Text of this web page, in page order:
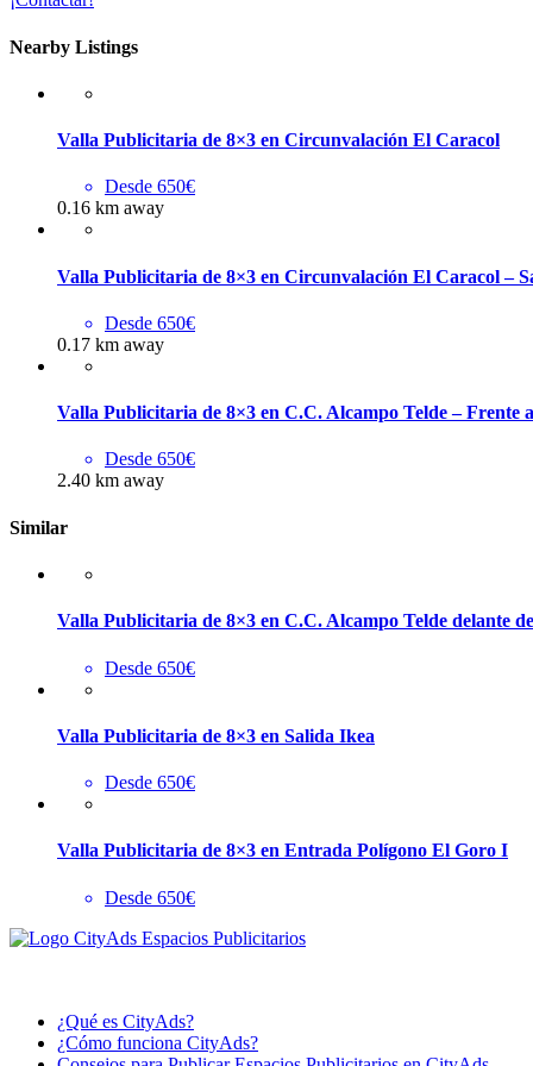
Nearby Listings
Valla Publicitaria de 8×3 en Circunvalación El Caracol
Desde 650€
0.16 km away
Valla Publicitaria de 8×3 en Circunvalación El Caracol –
Desde 650€
0.17 km away
Valla Publicitaria de 8×3 en C.C. Alcampo Telde – Frente
Desde 650€
2.40 km away
Similar
Valla Publicitaria de 8×3 en C.C. Alcampo Telde delante
Desde 650€
Valla Publicitaria de 8×3 en Salida Ikea
Desde 650€
Valla Publicitaria de 8×3 en Entrada Polígono El Goro I
Desde 650€
¿Qué es CityAds?
¿Cómo funciona CityAds?